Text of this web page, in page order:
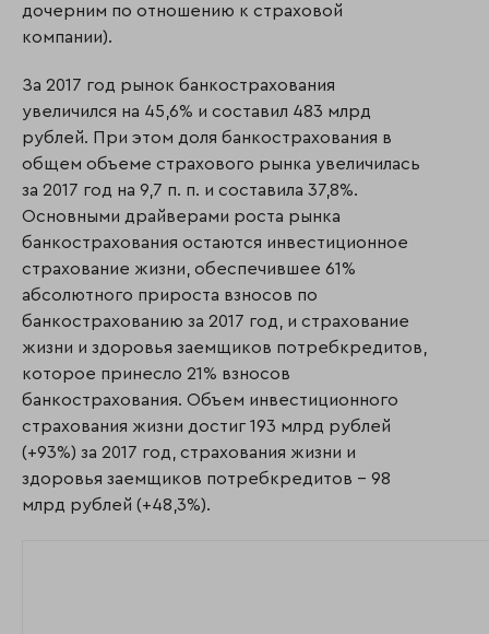
дочерним по отношению к страховой
компании).
За 2017 год рынок банкострахования
увеличился на 45,6% и составил 483 млрд
рублей. При этом доля банкострахования в
общем объеме страхового рынка увеличилась
за 2017 год на 9,7 п. п. и составила 37,8%.
Основными драйверами роста рынка
банкострахования остаются инвестиционное
страхование жизни, обеспечившее 61%
абсолютного прироста взносов по
банкострахованию за 2017 год, и страхование
жизни и здоровья заемщиков потребкредитов,
которое принесло 21% взносов
банкострахования. Объем инвестиционного
страхования жизни достиг 193 млрд рублей
(+93%) за 2017 год, страхования жизни и
здоровья заемщиков потребкредитов – 98
млрд рублей (+48,3%).